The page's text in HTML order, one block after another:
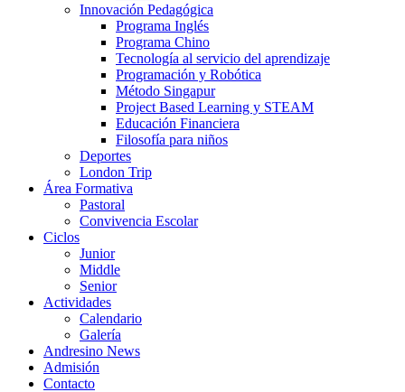
Innovación Pedagógica
Programa Inglés
Programa Chino
Tecnología al servicio del aprendizaje
Programación y Robótica
Método Singapur
Project Based Learning y STEAM
Educación Financiera
Filosofía para niños
Deportes
London Trip
Área Formativa
Pastoral
Convivencia Escolar
Ciclos
Junior
Middle
Senior
Actividades
Calendario
Galería
Andresino News
Admisión
Contacto